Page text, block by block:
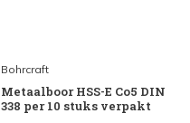
Bohrcraft
Metaalboor HSS-E Co5 DIN
338 per 10 stuks verpakt